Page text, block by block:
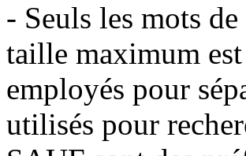
- Seuls les mots
taille maximum est
employés pour
utilisés pour